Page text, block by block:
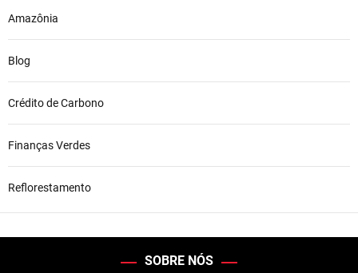
Amazônia
Blog
Crédito de Carbono
Finanças Verdes
Reflorestamento
SOBRE NÓS